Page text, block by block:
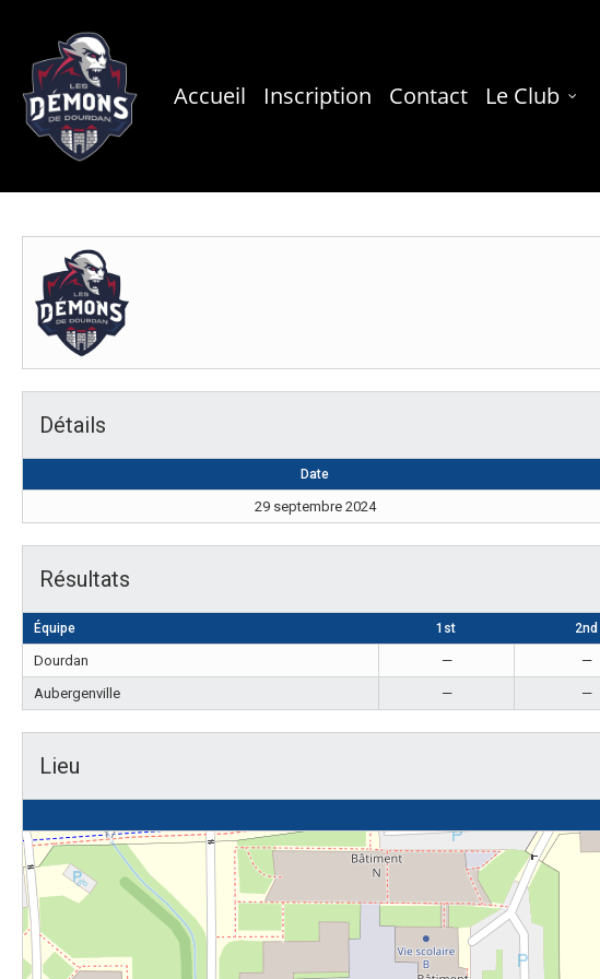
main
content
Accueil Inscription Contact Le Club
Détails
Date
29 septembre 2024
Résultats
Équipe 1st 2nd
Dourdan — —
Aubergenville
— —
Lieu